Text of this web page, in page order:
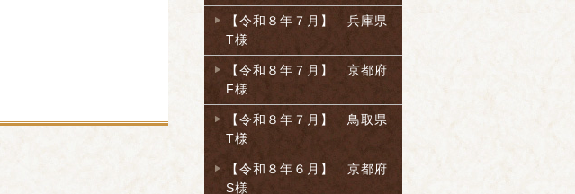
【令和８年７月】 兵庫県
T様
【令和８年７月】 京都府
F様
【令和８年７月】 鳥取県
T様
【令和８年６月】 京都府
S様